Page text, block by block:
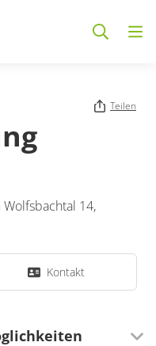
Teilen
Wolfsbachtal 14,
Kontakt